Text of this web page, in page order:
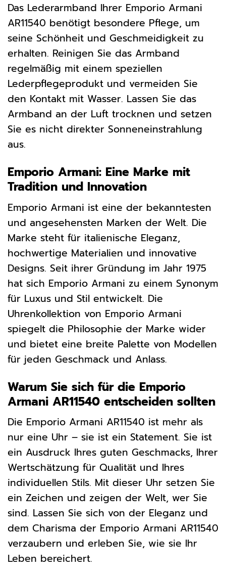
Das Lederarmband Ihrer Emporio Armani
AR11540 benötigt besondere Pflege, um
seine Schönheit und Geschmeidigkeit zu
erhalten. Reinigen Sie das Armband
regelmäßig mit einem speziellen
Lederpflegeprodukt und vermeiden Sie
den Kontakt mit Wasser. Lassen Sie das
Armband an der Luft trocknen und setzen
Sie es nicht direkter Sonneneinstrahlung
aus.
Emporio Armani: Eine Marke mit
Tradition und Innovation
Emporio Armani ist eine der bekanntesten
und angesehensten Marken der Welt. Die
Marke steht für italienische Eleganz,
hochwertige Materialien und innovative
Designs. Seit ihrer Gründung im Jahr 1975
hat sich Emporio Armani zu einem Synonym
für Luxus und Stil entwickelt. Die
Uhrenkollektion von Emporio Armani
spiegelt die Philosophie der Marke wider
und bietet eine breite Palette von Modellen
für jeden Geschmack und Anlass.
Warum Sie sich für die Emporio
Armani AR11540 entscheiden sollten
Die Emporio Armani AR11540 ist mehr als
nur eine Uhr – sie ist ein Statement. Sie ist
ein Ausdruck Ihres guten Geschmacks, Ihrer
Wertschätzung für Qualität und Ihres
individuellen Stils. Mit dieser Uhr setzen Sie
ein Zeichen und zeigen der Welt, wer Sie
sind. Lassen Sie sich von der Eleganz und
dem Charisma der Emporio Armani AR11540
verzaubern und erleben Sie, wie sie Ihr
Leben bereichert.